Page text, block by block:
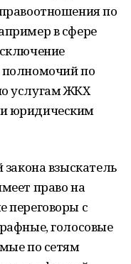
по
в сфере
полномочий по
услугам ЖКХ
юридическим
взыскатель
право на
переговоры с
голосовые
по сетям